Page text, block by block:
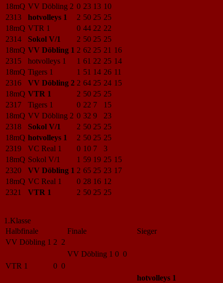
18mQ VV Döbling 2 0 23 13 10
2313
hotvolleys 1 2 50 25 25
18mQ VTR 1 0 44 22 22
2314
Sokol V/1 2 50 25 25
18mQ VV Döbling 1 2 62 25 21 16
2315
hotvolleys 1 1 61 22 25 14
18mQ Tigers 1 1 51 14 26 11
2316
VV Döbling 2 2 64 25 24 15
18mQ VTR 1 2 50 25 25
2317
Tigers 1 0 22 7
15
18mQ VV Döbling 2 0 32 9
23
2318
Sokol V/1 2 50 25 25
18mQ hotvolleys 1 2 50 25 25
2319
VC Real 1 0 10 7
3
18mQ Sokol V/1 1 59 19 25 15
2320
VV Döbling 1 2 65 25 23 17
18mQ VC Real 1 0 28 16 12
2321
VTR 1 2 50 25 25
1.Klasse
Halbfinale
Finale
Sieger
VV Döbling 1 2 2
VV Döbling 1 0 0
VTR 1
0 0
hotvolleys 1